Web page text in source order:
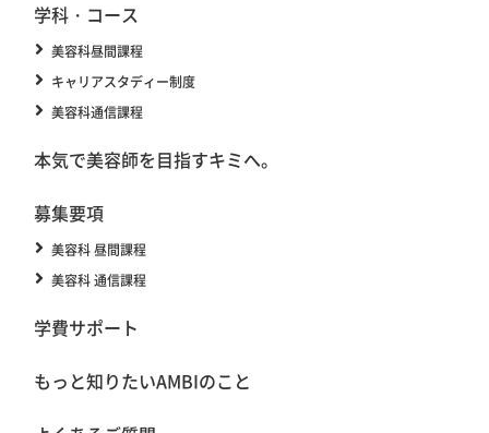
学科・コース
美容科昼間課程
キャリアスタディー制度
美容科通信課程
本気で美容師を目指すキミへ。
募集要項
美容科 昼間課程
美容科 通信課程
学費サポート
もっと知りたいAMBIのこと